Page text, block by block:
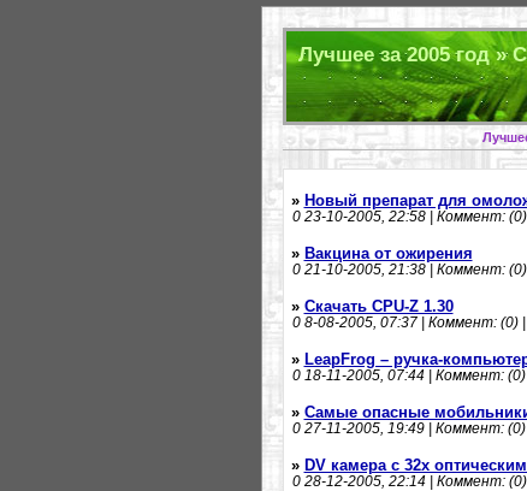
Лучшее за 2005 год »
» Новый препарат для
023-10-2005, 22:58 | Коммент:
» Вакцина от ожирения
021-10-2005, 21:38 | Коммент:
» Скачать CPU-Z 1.30
08-08-2005, 07:37 | Коммент: (0)
» LeapFrog – ручка-
018-11-2005, 07:44 | Коммент:
» Самые опасные
027-11-2005, 19:49 | Коммент:
» DV камера с 32x
028-12-2005, 22:14 | Коммент: